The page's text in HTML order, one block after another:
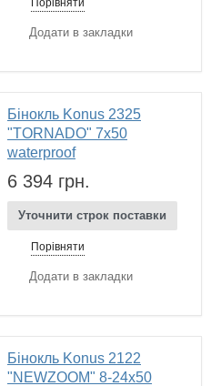
Додати в закладки
Бінокль Konus 2325
"TORNADO" 7x50
waterproof
6 394 грн.
Уточнити строк поставки
Порівняти
Додати в закладки
Бінокль Konus 2122
"NEWZOOM" 8-24x50